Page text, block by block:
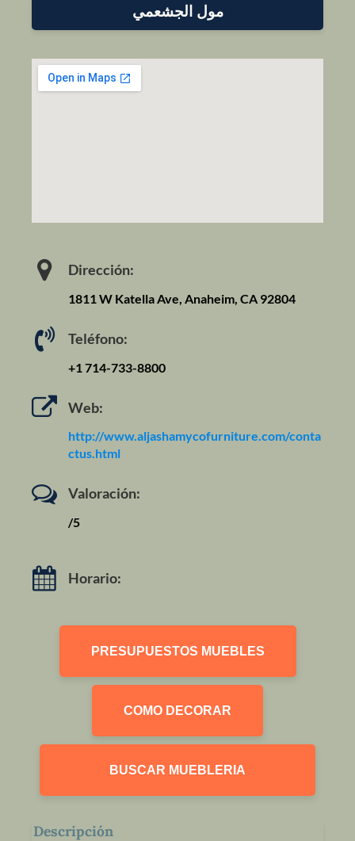
مول الجشعمي
Dirección:
1811 W Katella Ave, Anaheim, CA 92804
Teléfono:
+1 714-733-8800
Web:
http://www.aljashamycofurniture.com/conta
ctus.html
Valoración:
/5
Horario:
PRESUPUESTOS MUEBLES
COMO DECORAR
BUSCAR MUEBLERIA
Descripción